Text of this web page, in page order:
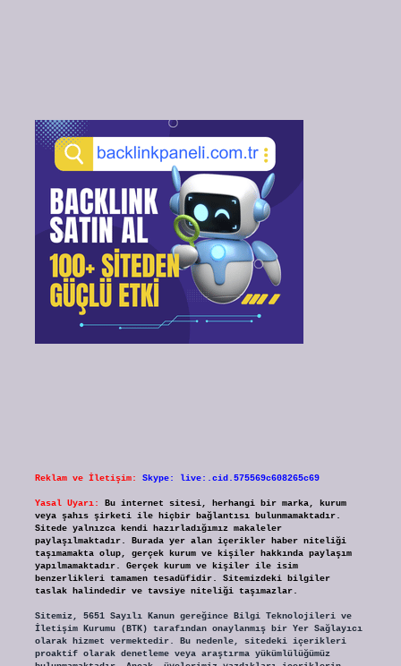
Reklam ve İletişim: Skype: live:.cid.575569c608265c69
Yasal Uyarı:
Bu internet sitesi, herhangi bir marka, kurum
veya şahıs şirketi ile hiçbir bağlantısı bulunmamaktadır.
Sitede yalnızca kendi hazırladığımız makaleler
paylaşılmaktadır. Burada yer alan içerikler haber niteliği
taşımamakta olup, gerçek kurum ve kişiler hakkında paylaşım
yapılmamaktadır. Gerçek kurum ve kişiler ile isim
benzerlikleri tamamen tesadüfidir. Sitemizdeki bilgiler
taslak halindedir ve tavsiye niteliği taşımazlar.
Sitemiz, 5651 Sayılı Kanun gereğince Bilgi Teknolojileri ve
İletişim Kurumu (BTK) tarafından onaylanmış bir Yer Sağlayıcı
olarak hizmet vermektedir. Bu nedenle, sitedeki içerikleri
proaktif olarak denetleme veya araştırma yükümlülüğümüz